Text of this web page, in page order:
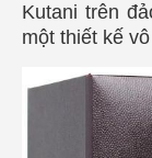
Kutani trên
một thiết kế